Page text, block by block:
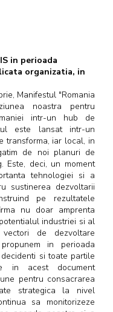
in perioada
organizatia, in
Manifestul "Romania
noastra pentru
intr-un hub de
este lansat intr-un
transforma, iar local, in
de noi planuri de
Este, deci, un moment
tehnologiei si a
sustinerea dezvoltarii
pe rezultatele
nu doar amprenta
industriei si al
de dezvoltare
in perioada
si toate partile
in acest document
pentru consacrarea
strategica la nivel
sa monitorizeze